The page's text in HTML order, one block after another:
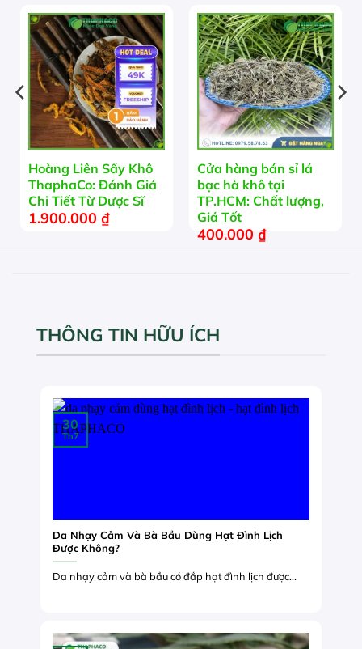
Hoàng Liên Sấy Khô
ThaphaCo: Đánh Giá
Chi Tiết Từ Dược Sĩ
1.900.000 ₫
Cửa hàng bán sỉ lá
bạc hà khô tại
TP.HCM: Chất lượng,
Giá Tốt
400.000 ₫
THÔNG TIN HỮU ÍCH
Da Nhạy Cảm Và Bà Bầu Dùng Hạt Đình Lịch
Được Không?
Da nhạy cảm và bà bầu có đắp hạt đình lịch được...
30
Th7